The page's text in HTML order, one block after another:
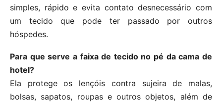
simples, rápido e evita contato desnecessário com
um tecido que pode ter passado por outros
hóspedes.
Para que serve a faixa de tecido no pé da cama de
hotel?
Ela protege os lençóis contra sujeira de malas,
bolsas, sapatos, roupas e outros objetos, além de